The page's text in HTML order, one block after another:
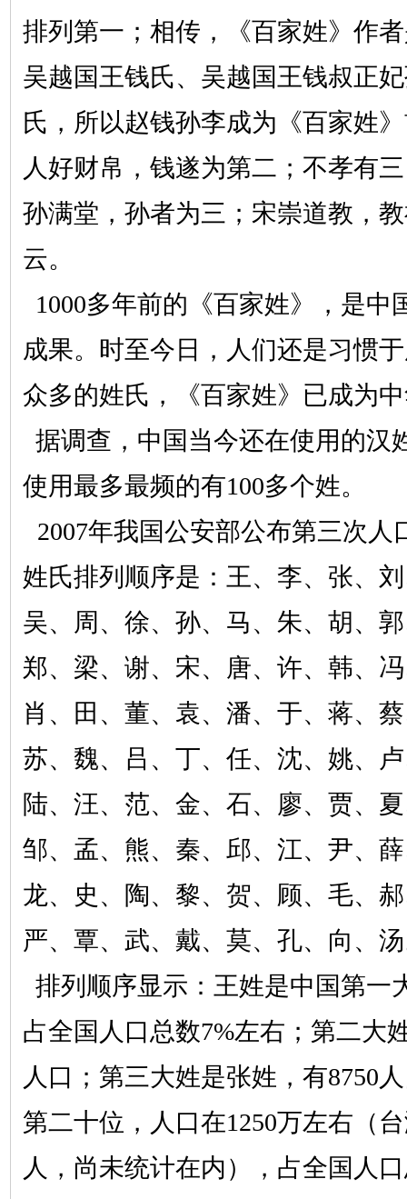
排列第一；相传，《百家姓》作
吴越国王钱氏、吴越国王钱叔正
氏，所以赵钱孙李成为《百家姓
人好财帛，钱遂为第二；不孝有
孙满堂，孙者为三；宋崇道教，
云。
1000多年前的《百家姓》，是中
成果。时至今日，人们还是习惯
众多的姓氏，《百家姓》已成为
据调查，中国当今还在使用的汉
使用最多最频的有100多个姓。
2007年我国公安部公布第三次人
姓氏排列顺序是：王、李、张、
吴、周、徐、孙、马、朱、胡、
郑、梁、谢、宋、唐、许、韩、
肖、田、董、袁、潘、于、蒋、
苏、魏、吕、丁、任、沈、姚、
陆、汪、范、金、石、廖、贾、
邹、孟、熊、秦、邱、江、尹、
龙、史、陶、黎、贺、顾、毛、
严、覃、武、戴、莫、孔、向、
排列顺序显示：王姓是中国第一
占全国人口总数7%左右；第二大
人口；第三大姓是张姓，有8750
第二十位，人口在1250万左右（
人，尚未统计在内），占全国人